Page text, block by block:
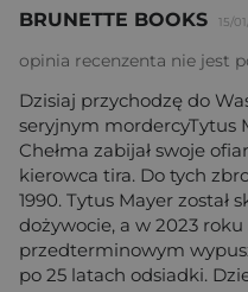
BRUNETTE BOOKS 15/
opinia recenzenta nie jest
Dzisiaj przychodzę do
seryjnym mordercyTytus
Chełma zabijał swoje
kierowca tira. Do tych
1990. Tytus Mayer został
dożywocie, a w 2023 roku
przedterminowym
po 25 latach odsiadki.